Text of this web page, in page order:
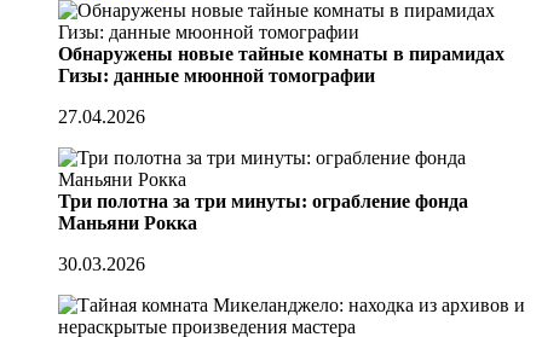
Обнаружены новые тайные комнаты в пирамидах
Гизы: данные мюонной томографии
27.04.2026
Три полотна за три минуты: ограбление фонда
Маньяни Рокка
30.03.2026